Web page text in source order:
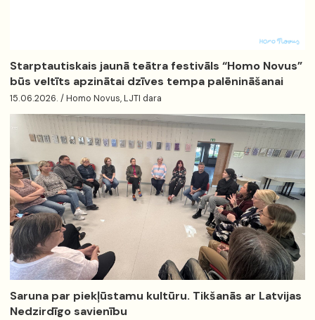
Starptautiskais jaunā teātra festivāls “Homo Novus”
būs veltīts apzinātai dzīves tempa palēnināšanai
15.06.2026. / Homo Novus, LJTI dara
Saruna par piekļūstamu kultūru. Tikšanās ar Latvijas
Nedzirdīgo savienību